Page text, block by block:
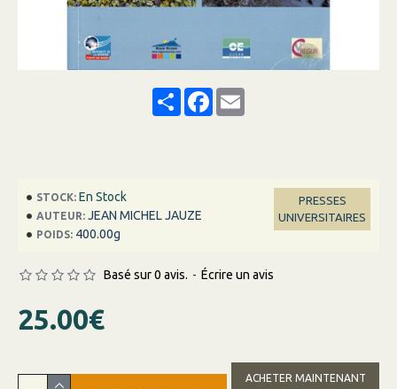
ShareFacebook
Email
STOCK: En Stock
AUTEUR: JEAN MICHEL JAUZE
POIDS: 400.00g
PRESSES
UNIVERSITAIRES
Basé sur 0 avis. - Écrire un avis
25.00€
ACHETER MAINTENANT